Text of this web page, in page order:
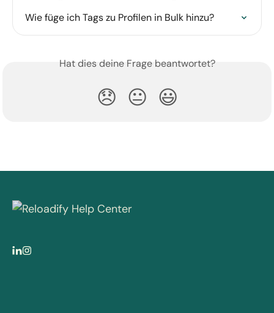
Wie füge ich Tags zu Profilen in Bulk hinzu?
Hat dies deine Frage beantwortet?
😞 😐 😃